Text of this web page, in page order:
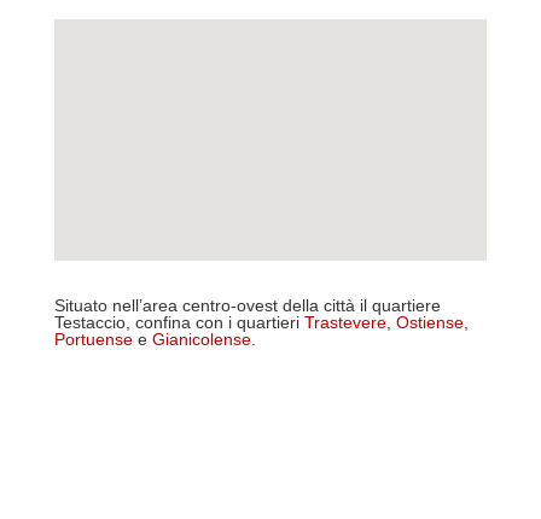
Situato nell’area centro-ovest della città il quartiere
Testaccio, confina con i quartieri Trastevere, Ostiense,
Portuensee Gianicolense.